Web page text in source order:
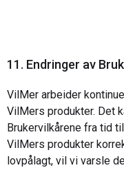
11. Endringer av
VilMer arbeider
VilMers produkter. Det
Brukervilkårene fra tid
VilMers produkter
lovpålagt, vil vi varsle